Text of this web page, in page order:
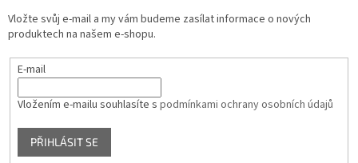
Vložte svůj e-mail a my vám budeme zasílat informace o nových
produktech na našem e-shopu.
E-mail
Vložením e-mailu souhlasíte s podmínkami ochrany osobních údajů
PŘIHLÁSIT SE